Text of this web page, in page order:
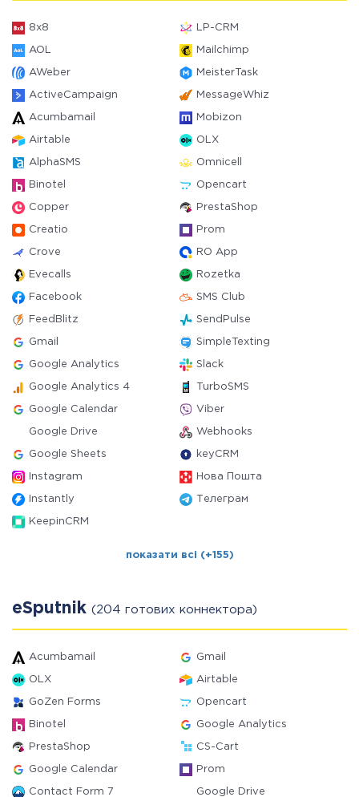
8x8 LP-CRM
AOL Mailchimp
AWeber MeisterTask
ActiveCampaign MessageWhiz
Acumbamail Mobizon
Airtable OLX
AlphaSMS Omnicell
Binotel Opencart
Copper PrestaShop
Creatio Prom
Crove RO App
Evecalls Rozetka
Facebook SMS Club
FeedBlitz SendPulse
Gmail SimpleTexting
Google Analytics Slack
Google Analytics 4 TurboSMS
Google Calendar Viber
Google Drive Webhooks
Google Sheets keyCRM
Instagram Нова Пошта
Instantly Телеграм
KeepinCRM
показати всі (+155)
eSputnik (204 готових коннектора)
Acumbamail Gmail
OLX Airtable
GoZen Forms Opencart
Binotel Google Analytics
PrestaShop CS-Cart
Google Calendar Prom
Contact Form 7 Google Drive